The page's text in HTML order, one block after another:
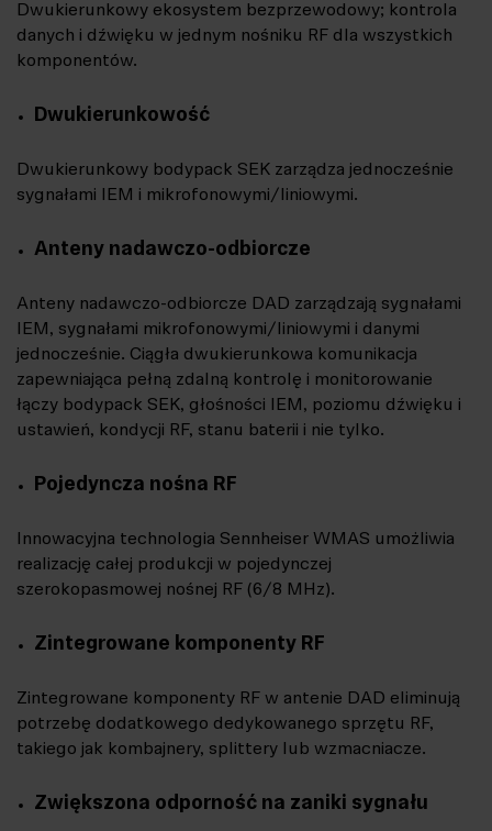
Dwukierunkowy ekosystem bezprzewodowy; kontrola
danych i dźwięku w jednym nośniku RF dla wszystkich
komponentów.
Dwukierunkowość
Dwukierunkowy bodypack SEK zarządza jednocześnie
sygnałami IEM i mikrofonowymi/liniowymi.
Anteny nadawczo-odbiorcze
Anteny nadawczo-odbiorcze DAD zarządzają sygnałami
IEM, sygnałami mikrofonowymi/liniowymi i danymi
jednocześnie. Ciągła dwukierunkowa komunikacja
zapewniająca pełną zdalną kontrolę i monitorowanie
łączy bodypack SEK, głośności IEM, poziomu dźwięku i
ustawień, kondycji RF, stanu baterii i nie tylko.
Pojedyncza nośna RF
Innowacyjna technologia Sennheiser WMAS umożliwia
realizację całej produkcji w pojedynczej
szerokopasmowej nośnej RF (6/8 MHz).
Zintegrowane komponenty RF
Zintegrowane komponenty RF w antenie DAD eliminują
potrzebę dodatkowego dedykowanego sprzętu RF,
takiego jak kombajnery, splittery lub wzmacniacze.
Zwiększona odporność na zaniki sygnału